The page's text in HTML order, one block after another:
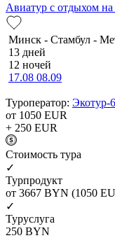
Авиатур с отдыхом
Минск - Стамбул -
13 дней
12 ночей
17.08 08.09
Туроператор: Экотур-6
от 1050 EUR
+ 250 EUR
Cтоимость тура
✓
Турпродукт
от 3667 BYN (1050
✓
Туруслуга
250 BYN